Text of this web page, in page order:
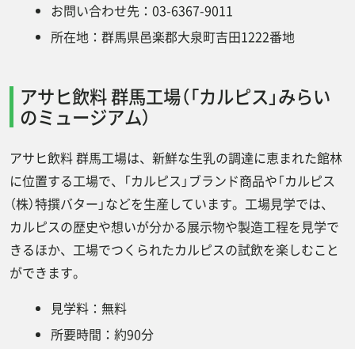
お問い合わせ先：03-6367-9011
所在地：群馬県邑楽郡大泉町吉田1222番地
アサヒ飲料 群馬工場（「カルピス」みらい
のミュージアム）
アサヒ飲料 群馬工場は、新鮮な生乳の調達に恵まれた館林
に位置する工場で、「カルピス」ブランド商品や「カルピス
（株）特撰バター」などを生産しています。工場見学では、
カルピスの歴史や想いが分かる展示物や製造工程を見学で
きるほか、工場でつくられたカルピスの試飲を楽しむこと
ができます。
見学料：無料
所要時間：約90分